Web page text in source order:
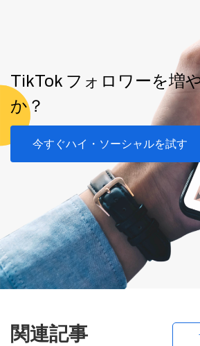
TikTok フォロワーを増
か？
今すぐハイ・ソーシャルを試す
関連記事